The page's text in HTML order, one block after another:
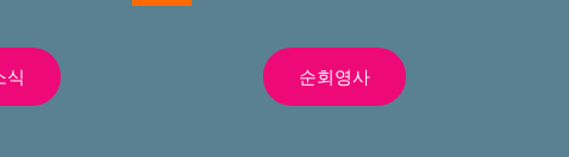
식 순회영사